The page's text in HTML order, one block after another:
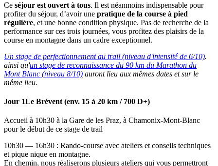
Ce séjour est ouvert à tous. Il est néanmoins indispensable pour
profiter du séjour, d’avoir une pratique de la course à pied
régulière, et une bonne condition physique. Pas de recherche de la
performance sur ces trois journées, vous profitez des plaisirs de la
course en montagne dans un cadre exceptionnel.
Un stage de perfectionnement au trail (niveau d'intensité de 6/10).
ainsi qu'un stage de reconnaissance du 90 km du Marathon du
Mont Blanc (niveau 8/10) auront lieu aux mêmes dates et sur le
même lieu.
Jour 1Le Brévent (env. 15 à 20 km / 700 D+)
Accueil à 10h30 à la Gare de les Praz, à Chamonix-Mont-Blanc
pour le début de ce stage de trail
10h30 — 16h30 : Rando-course avec ateliers et conseils techniques
et pique nique en montagne.
En chemin, nous réaliserons plusieurs ateliers qui vous permettront